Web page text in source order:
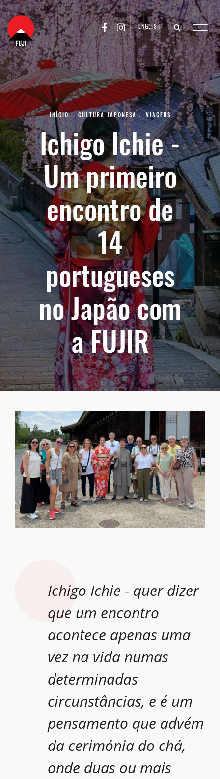
ENGLISH
INÍCIO.CULTURA JAPONESA.VIAGENS
Ichigo Ichie -
Um primeiro
encontro de
14
portugueses
no Japão com
a FUJIR
Ichigo Ichie - quer dizer
que um encontro
acontece apenas uma
vez na vida numas
determinadas
circunstâncias, e é um
pensamento que advém
da cerimónia do chá,
onde duas ou mais